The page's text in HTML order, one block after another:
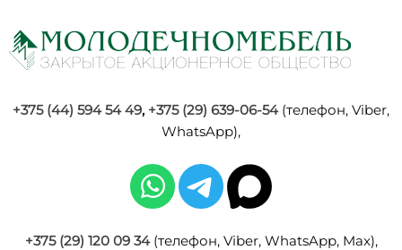
+375 (44) 594 54 49, +375 (29) 639-06-54(телефон, Viber,
WhatsApp),
+375 (29) 120 09 34(телефон, Viber, WhatsApp, Max),